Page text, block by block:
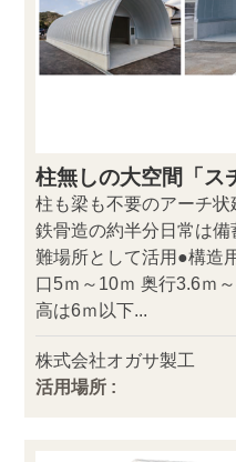
柱無しの大空間「ス
柱も梁も不要のアーチ
鉄骨造の約半分日常は
難場所として活用●構造
口5ｍ～10ｍ 奥行3.6ｍ
高は6ｍ以下...
株式会社オガサ製工
活用場所 :